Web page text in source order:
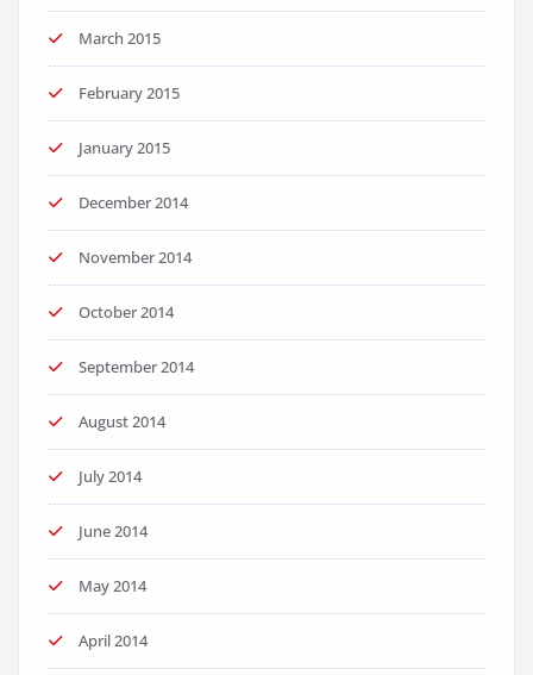
March 2015
February 2015
January 2015
December 2014
November 2014
October 2014
September 2014
August 2014
July 2014
June 2014
May 2014
April 2014